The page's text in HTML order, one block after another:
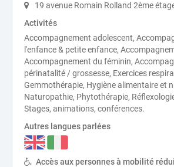
19 avenue Romain Rolland 2ème
Activités
Accompagnement adolescent,
l'enfance & petite enfance,
Accompagnement du féminin,
périnatalité / grossesse, Exercices
Gemmothérapie, Hygiène alimentaire et
Naturopathie, Phytothérapie,
Stages, animations, conférences.
Autres langues parlées
Accès aux personnes à mobilité